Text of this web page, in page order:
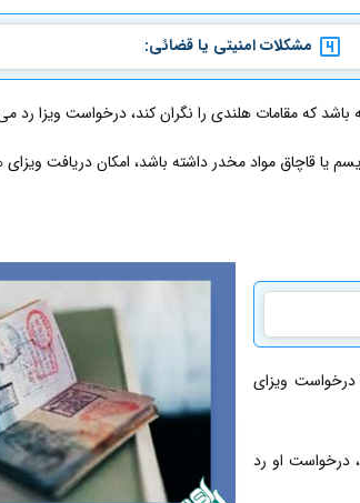
مشکلات امنیتی یا قضائی:
باشد که مقامات هلندی را نگران کند، درخواست ویزا رد
یا قاچاق مواد مخدر داشته باشد، امکان دریافت
ویزای
درخواست او رد